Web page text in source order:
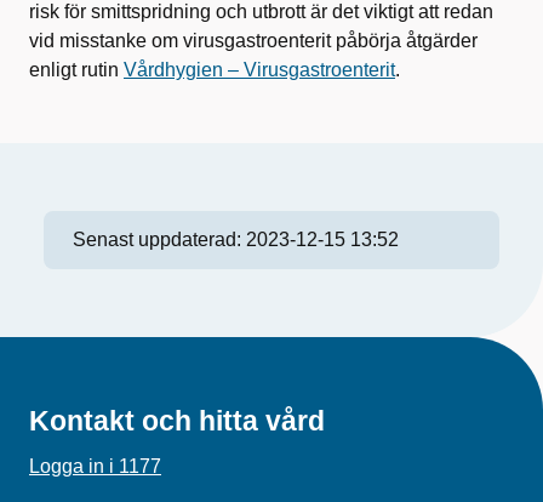
risk för smittspridning och utbrott är det viktigt att redan
vid misstanke om virusgastroenterit påbörja åtgärder
enligt rutin Vårdhygien – Virusgastroenterit.
Senast uppdaterad: 2023-12-15 13:52
Kontakt och hitta vård
Logga in i 1177